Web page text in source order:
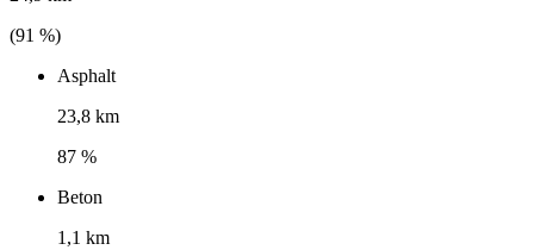
(91 %)
Asphalt
23,8 km
87 %
Beton
1,1 km